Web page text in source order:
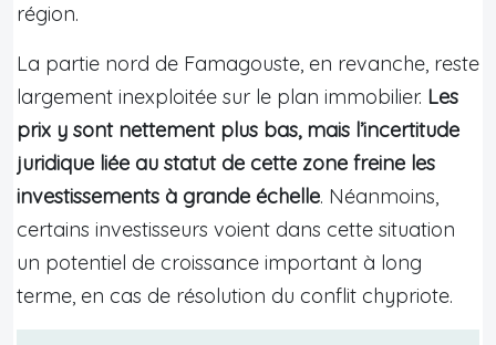
région.
La partie nord de Famagouste, en revanche, reste
largement inexploitée sur le plan immobilier. Les
prix y sont nettement plus bas, mais l’incertitude
juridique liée au statut de cette zone freine les
investissements à grande échelle. Néanmoins,
certains investisseurs voient dans cette situation
un potentiel de croissance important à long
terme, en cas de résolution du conflit chypriote.